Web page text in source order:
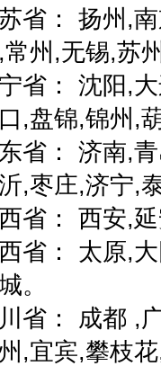
省： 扬州,
州,无锡,苏
省： 沈阳,
,盘锦,锦州,
省： 济南,
,枣庄,济宁,
省： 西安,
省： 太原,
。
省： 成都 ,
,宜宾,攀枝